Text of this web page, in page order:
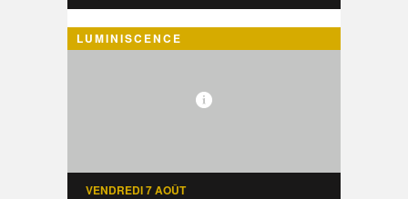
LUMINISCENCE
VENDREDI 7 AOÛT